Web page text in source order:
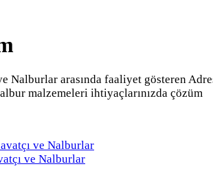
Nalburlar arasında faaliyet gösteren
malzemeleri ihtiyaçlarınızda çözüm
ve Nalburlar
ve Nalburlar